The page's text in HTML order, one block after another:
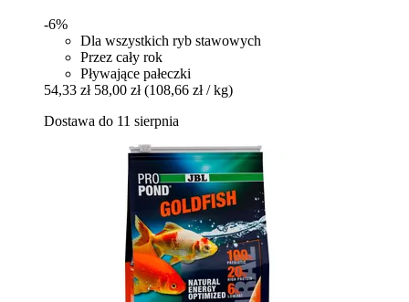
-6%
Dla wszystkich ryb stawowych
Przez cały rok
Pływające pałeczki
54,33 zł 58,00 zł (108,66 zł / kg)
Dostawa do 11 sierpnia